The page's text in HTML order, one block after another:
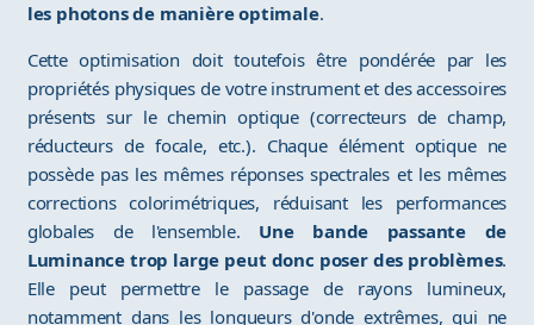
les photons de manière optimale.
Cette optimisation doit toutefois être pondérée par les
propriétés physiques de votre instrument et des accessoires
présents sur le chemin optique (correcteurs de champ,
réducteurs de focale, etc.). Chaque élément optique ne
possède pas les mêmes réponses spectrales et les mêmes
corrections colorimétriques, réduisant les performances
globales de l'ensemble. Une bande passante de
Luminance trop large peut donc poser des problèmes.
Elle peut permettre le passage de rayons lumineux,
notamment dans les longueurs d'onde extrêmes, qui ne